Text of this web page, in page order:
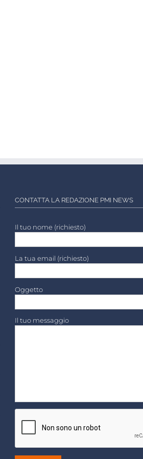
CONTATTA LA REDAZIONE PMI NEWS
Il tuo nome (richiesto)
La tua email (richiesto)
Oggetto
Il tuo messaggio